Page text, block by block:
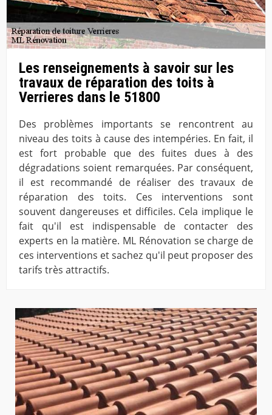
Les renseignements à savoir sur les
travaux de réparation des toits à
Verrieres dans le 51800
Des problèmes importants se rencontrent au
niveau des toits à cause des intempéries. En fait, il
est fort probable que des fuites dues à des
dégradations soient remarquées. Par conséquent,
il est recommandé de réaliser des travaux de
réparation des toits. Ces interventions sont
souvent dangereuses et difficiles. Cela implique le
fait qu'il est indispensable de contacter des
experts en la matière. ML Rénovation se charge de
ces interventions et sachez qu'il peut proposer des
tarifs très attractifs.